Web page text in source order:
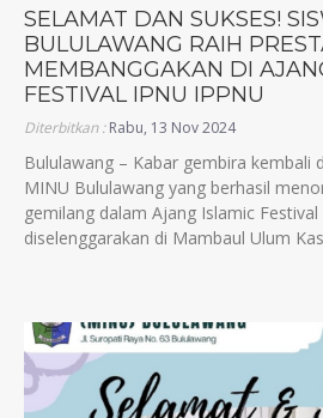
SELAMAT DAN SUKSES!
BULULAWANG RAIH
MEMBANGGAKAN DI
FESTIVAL IPNU IPPNU
Diterbitkan :Rabu, 13 Nov 2024
Bululawang – Kabar gembira kembali
MINU Bululawang yang berhasil
gemilang dalam Ajang Islamic
diselenggarakan di Mambaul Ulum